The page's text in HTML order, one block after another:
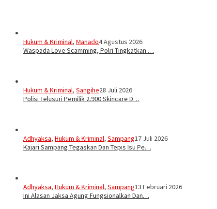
Hukum & Kriminal, Manado4 Agustus 2026
Waspada Love Scamming, Polri Tingkatkan …
Hukum & Kriminal, Sangihe28 Juli 2026
Polisi Telusuri Pemilik 2.900 Skincare D…
Adhyaksa, Hukum & Kriminal, Sampang17 Juli 2026
Kajari Sampang Tegaskan Dan Tepis Isu Pe…
Adhyaksa, Hukum & Kriminal, Sampang13 Februari 2026
Ini Alasan Jaksa Agung Fungsionalkan Dan…